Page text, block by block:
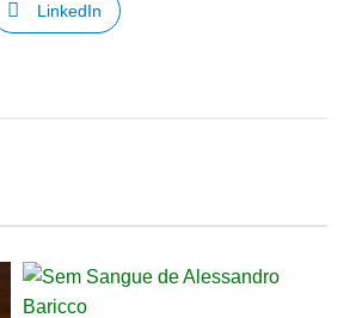
LinkedIn